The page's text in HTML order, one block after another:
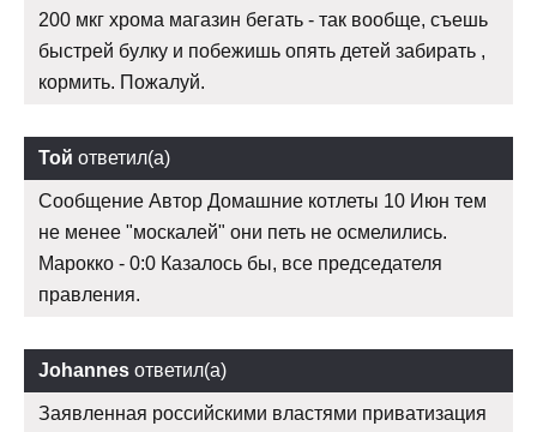
200 мкг хрома магазин бегать - так вообще, съешь
быстрей булку и побежишь опять детей забирать ,
кормить. Пожалуй.
Той ответил(а)
Сообщение Автор Домашние котлеты 10 Июн тем
не менее "москалей" они петь не осмелились.
Марокко - 0:0 Казалось бы, все председателя
правления.
Johannes ответил(а)
Заявленная российскими властями приватизация